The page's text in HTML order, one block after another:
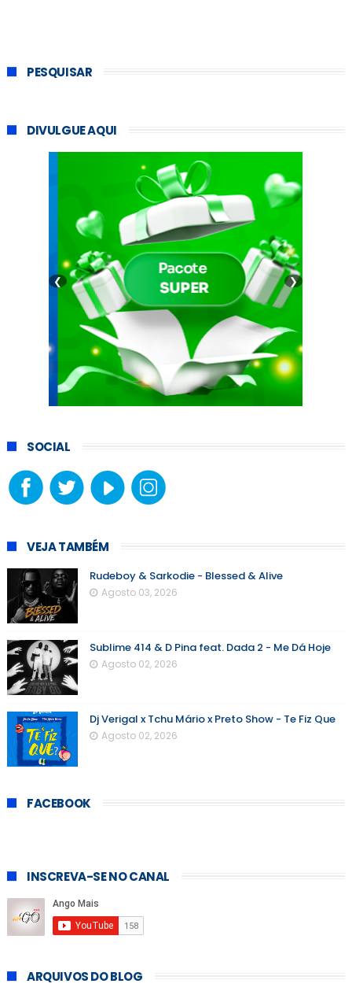
PESQUISAR
DIVULGUE AQUI
❮ ❯
SOCIAL
VEJA TAMBÉM
Rudeboy & Sarkodie - Blessed & Alive
Agosto 03, 2026
Sublime 414 & D Pina feat. Dada 2 - Me Dá Hoje
Agosto 02, 2026
Dj Verigal x Tchu Mário x Preto Show - Te Fiz Que
Agosto 02, 2026
FACEBOOK
INSCREVA-SE NO CANAL
ARQUIVOS DO BLOG